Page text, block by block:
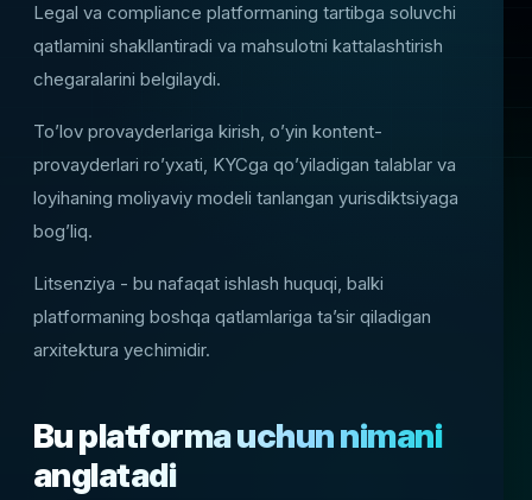
Legal va compliance platformaning tartibga soluvchi
qatlamini shakllantiradi va mahsulotni kattalashtirish
chegaralarini belgilaydi.
To’lov provayderlariga kirish, o’yin kontent-
provayderlari ro’yxati, KYCga qo’yiladigan talablar va
loyihaning moliyaviy modeli tanlangan yurisdiktsiyaga
bog’liq.
Litsenziya - bu nafaqat ishlash huquqi, balki
platformaning boshqa qatlamlariga taʼsir qiladigan
arxitektura yechimidir.
Bu platforma uchun nimani
anglatadi